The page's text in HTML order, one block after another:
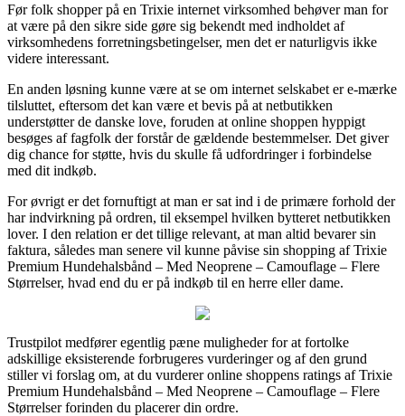
Før folk shopper på en Trixie internet virksomhed behøver man for
at være på den sikre side gøre sig bekendt med indholdet af
virksomhedens forretningsbetingelser, men det er naturligvis ikke
videre interessant.
En anden løsning kunne være at se om internet selskabet er e-mærke
tilsluttet, eftersom det kan være et bevis på at netbutikken
understøtter de danske love, foruden at online shoppen hyppigt
besøges af fagfolk der forstår de gældende bestemmelser. Det giver
dig chance for støtte, hvis du skulle få udfordringer i forbindelse
med dit indkøb.
For øvrigt er det fornuftigt at man er sat ind i de primære forhold der
har indvirkning på ordren, til eksempel hvilken bytteret netbutikken
lover. I den relation er det tillige relevant, at man altid bevarer sin
faktura, således man senere vil kunne påvise sin shopping af Trixie
Premium Hundehalsbånd – Med Neoprene – Camouflage – Flere
Størrelser, hvad end du er på indkøb til en herre eller dame.
Trustpilot medfører egentlig pæne muligheder for at fortolke
adskillige eksisterende forbrugeres vurderinger og af den grund
stiller vi forslag om, at du vurderer online shoppens ratings af Trixie
Premium Hundehalsbånd – Med Neoprene – Camouflage – Flere
Størrelser forinden du placerer din ordre.